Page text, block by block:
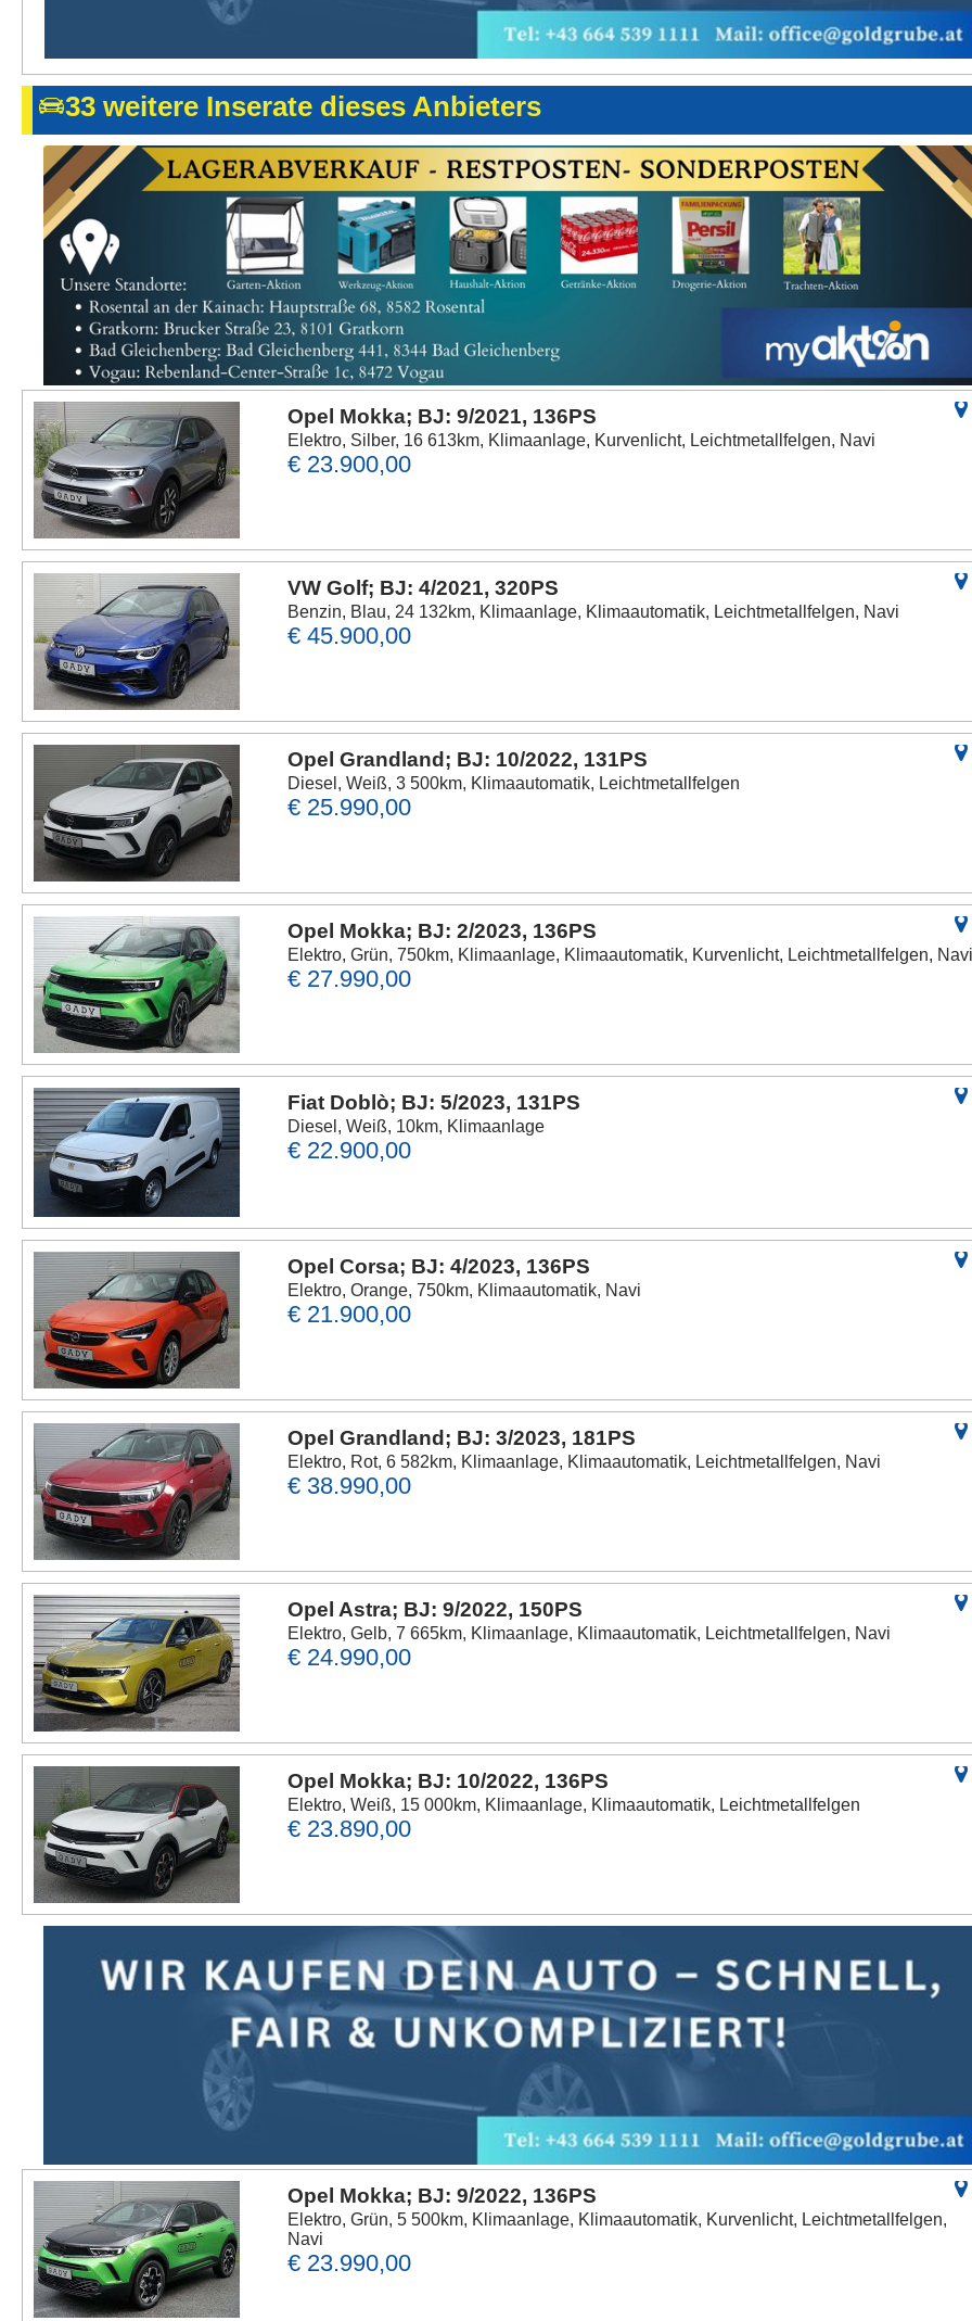
33 weitere Inserate dieses Anbieters
Opel Mokka; BJ: 9/2021, 136PS
Elektro, Silber, 16 613km, Klimaanlage, Kurvenlicht, Leichtmetallfelgen, Navi
€ 23.900,00
VW Golf; BJ: 4/2021, 320PS
Benzin, Blau, 24 132km, Klimaanlage, Klimaautomatik, Leichtmetallfelgen, Navi
€ 45.900,00
Opel Grandland; BJ: 10/2022, 131PS
Diesel, Weiß, 3 500km, Klimaautomatik, Leichtmetallfelgen
€ 25.990,00
Opel Mokka; BJ: 2/2023, 136PS
Elektro, Grün, 750km, Klimaanlage, Klimaautomatik, Kurvenlicht, Leichtmetallfelgen,
€ 27.990,00
Fiat Doblò; BJ: 5/2023, 131PS
Diesel, Weiß, 10km, Klimaanlage
€ 22.900,00
Opel Corsa; BJ: 4/2023, 136PS
Elektro, Orange, 750km, Klimaautomatik, Navi
€ 21.900,00
Opel Grandland; BJ: 3/2023, 181PS
Elektro, Rot, 6 582km, Klimaanlage, Klimaautomatik, Leichtmetallfelgen, Navi
€ 38.990,00
Opel Astra; BJ: 9/2022, 150PS
Elektro, Gelb, 7 665km, Klimaanlage, Klimaautomatik, Leichtmetallfelgen, Navi
€ 24.990,00
Opel Mokka; BJ: 10/2022, 136PS
Elektro, Weiß, 15 000km, Klimaanlage, Klimaautomatik, Leichtmetallfelgen
€ 23.890,00
Opel Mokka; BJ: 9/2022, 136PS
Elektro, Grün, 5 500km, Klimaanlage, Klimaautomatik, Kurvenlicht, Leichtmetallfelgen,
Navi
€ 23.990,00